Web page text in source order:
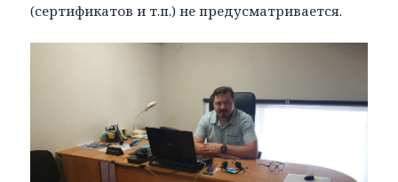
(сертификатов и т.п.) не предусматривается.